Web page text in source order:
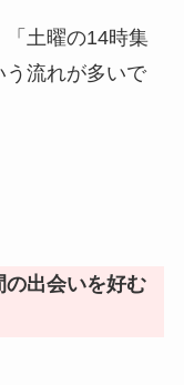
「土曜の14時集
流れが多いで
出会いを好む